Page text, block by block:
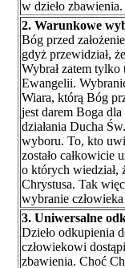
w dzieło zbawienia.
2. Warunkowe
Bóg przed
gdyż przewidział,
Wybrał zatem
Ewangelii.
Wiara, którą Bóg
jest darem Boga
działania Ducha
wyboru. To, kto
zostało całkowicie
o których wiedział,
Chrystusa. Tak
wybranie
3. Uniwersalne
Dzieło odkupienia
człowiekowi
zbawienia. Choć